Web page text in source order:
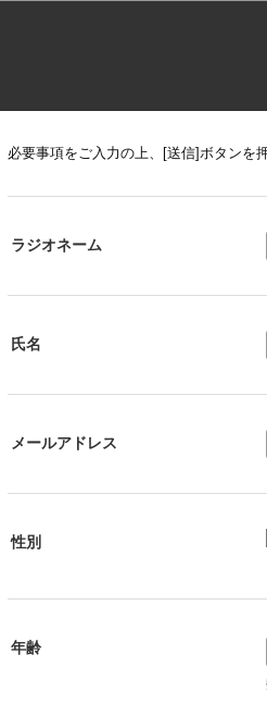
必要事項をご入力の上、[送信]ボタンを
ラジオネーム
氏名
メールアドレス
性別
年齢